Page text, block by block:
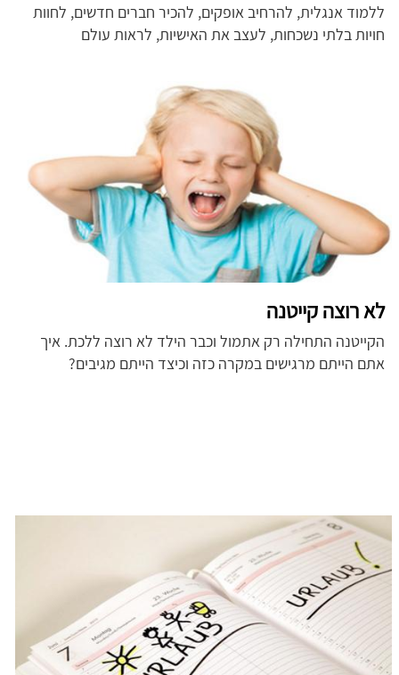
ללמוד אנגלית, להרחיב אופקים, להכיר חברים חדשים, לחוות
חויות בלתי נשכחות, לעצב את האישיות, לראות עולם
לא רוצה קייטנה
הקייטנה התחילה רק אתמול וכבר הילד לא רוצה ללכת. איך
אתם הייתם מרגישים במקרה כזה וכיצד הייתם מגיבים?